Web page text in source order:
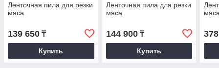
Ленточная пила для резки
мяса
139 650 ₸
Купить
Ленточная пила для резки
мяса
144 900₸
Купить